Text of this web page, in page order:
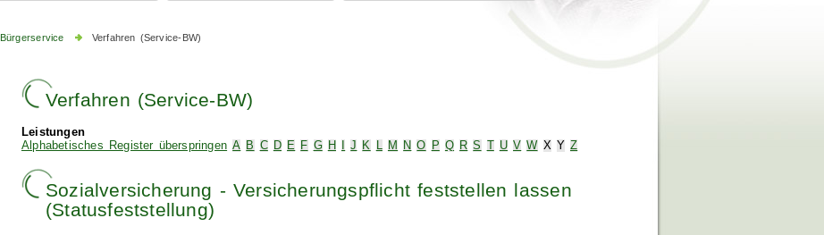
Bürgerservice Verfahren (Service-BW)
Verfahren (Service-BW)
Leistungen
Alphabetisches Register überspringen A B C D E F G H J K L M N O P Q R S U V W X Y Z
Sozialversicherung - Versicherungspflicht feststellen lassen
(Statusfeststellung)